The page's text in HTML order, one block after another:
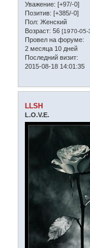
Уважение: [+97/-0]
Позитив: [+385/-0]
Пол: Женский
Возраст: 56 [1970-05-
Провел на форуме:
2 месяца 10 дней
Последний визит:
2015-08-18 14:01:35
LLSH
L.O.V.E.